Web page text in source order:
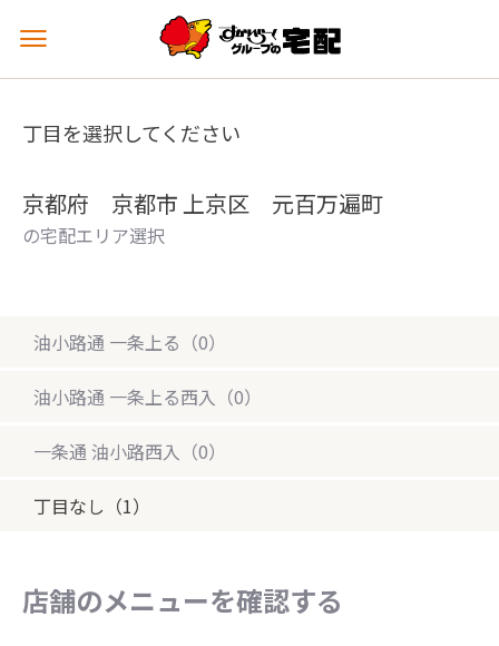
メ
ュ
を
丁目を選択してください
京都府 京都市 上京区 元百万遍町
の宅配エリア選択
油小路通 一条上る（0）
油小路通 一条上る西入（0）
一条通 油小路西入（0）
丁目なし（1）
店舗のメニューを確認する